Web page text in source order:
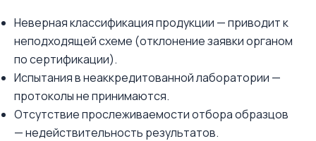
Неверная классификация продукции — приводит к
неподходящей схеме (отклонение заявки органом
по сертификации).
Испытания в неаккредитованной лаборатории —
протоколы не принимаются.
Отсутствие прослеживаемости отбора образцов
— недействительность результатов.